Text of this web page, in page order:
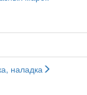
наладка